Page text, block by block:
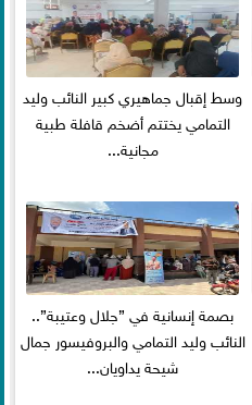
وسط إقبال جماهيري كبير النائب وليد
التمامي يختتم أضخم قافلة طبية
مجانية...
بصمة إنسانية في ”جلال وعتيبة”..
النائب وليد التمامي والبروفيسور جمال
شيحة يداويان...